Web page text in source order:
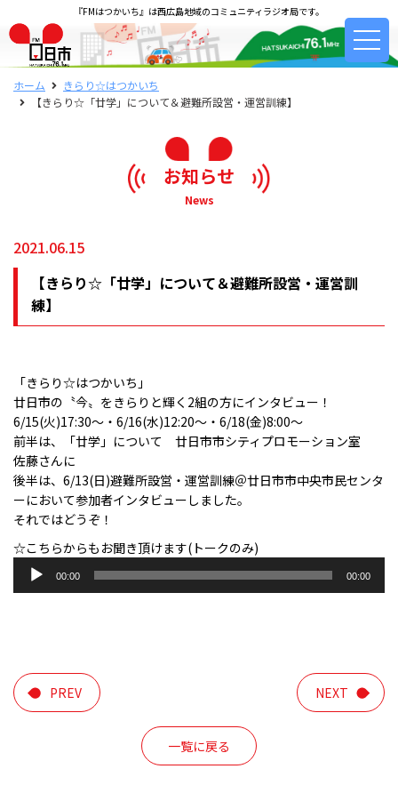
『FMはつかいち』は西広島地域のコミュニティラジオ局です。
ホーム
きらり☆はつかいち
【きらり☆「廿学」について＆避難所設営・運営訓練】
お知らせ
News
2021.06.15
【きらり☆「廿学」について＆避難所設営・運営訓
練】
「きらり☆はつかいち」
廿日市の〝今〟をきらりと輝く2組の方にインタビュー！
6/15(火)17:30～・6/16(水)12:20～・6/18(金)8:00～
前半は、
「廿学」について 廿日市市シティプロモーション室
佐藤さんに
後半は、6/13(日)避難所設営・運営訓練＠廿日市市中央市民センタ
ーにおいて参加者インタビューしました。
それではどうぞ！
☆こちらからもお聞き頂けます(トークのみ)
ー
00:00 00:00
PREV
一覧に戻る
NEXT